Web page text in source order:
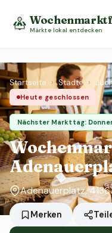
Märkte lokal entdecken
Startseite › Städte ›
Heute geschlossen
Nächster Markttag:
Adenauerplatz,
Merken